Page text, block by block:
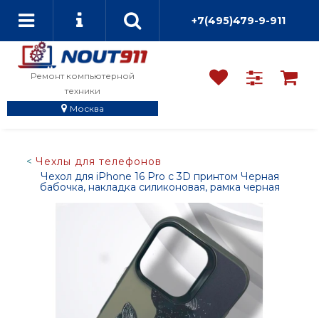
+7(495)479-9-911
Ремонт компьютерной
техники
Москва
Чехлы для телефонов
Чехол для iPhone 16 Pro с 3D принтом Черная
бабочка, накладка силиконовая, рамка черная